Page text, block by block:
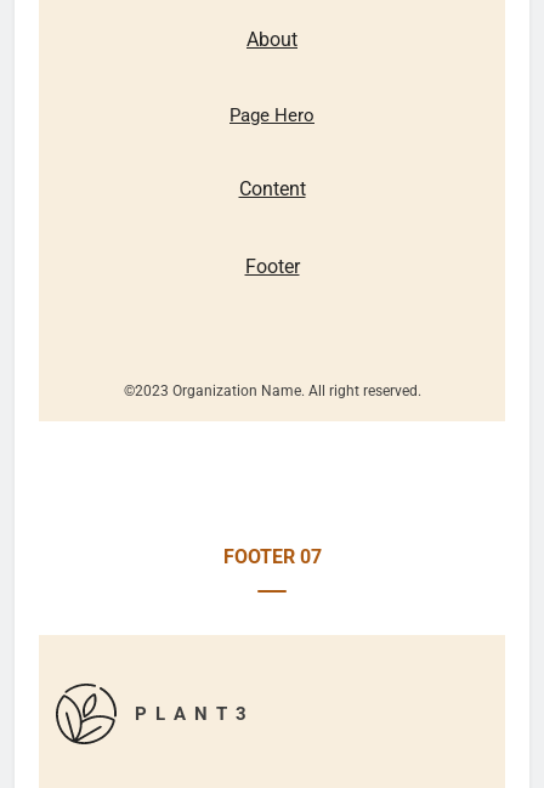
About
Page Hero
Content
Footer
©2023 Organization Name. All right reserved.
FOOTER 07
P L A N T 3